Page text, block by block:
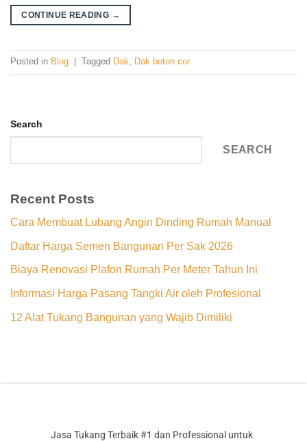
CONTINUE READING →
Posted in Blog Tagged Dak, Dak beton cor
Search
SEARCH
Recent Posts
Cara Membuat Lubang Angin Dinding Rumah Manual
Daftar Harga Semen Bangunan Per Sak 2026
Biaya Renovasi Plafon Rumah Per Meter Tahun Ini
Informasi Harga Pasang Tangki Air oleh Profesional
12 Alat Tukang Bangunan yang Wajib Dimiliki
Jasa Tukang Terbaik #1 dan Professional untuk